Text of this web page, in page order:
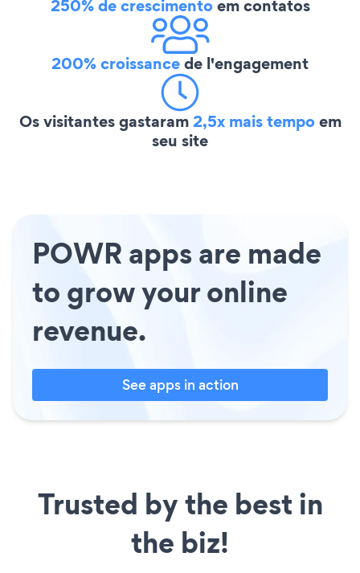
250% de crescimentoem contatos
200% croissancede l'engagement
Os visitantes gastaram2,5x mais tempoem
seu site
POWR apps are made
to grow your online
revenue.
See apps in action
Trusted by the best in
the biz!